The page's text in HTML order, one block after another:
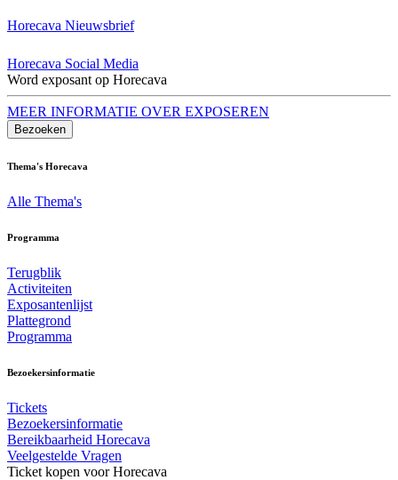
Horecava Nieuwsbrief
Horecava Social Media
Word exposant op Horecava
MEER INFORMATIE OVER EXPOSEREN
Bezoeken
Thema's Horecava
Alle Thema's
Programma
Terugblik
Activiteiten
Exposantenlijst
Plattegrond
Programma
Bezoekersinformatie
Tickets
Bezoekersinformatie
Bereikbaarheid Horecava
Veelgestelde Vragen
Ticket kopen voor Horecava